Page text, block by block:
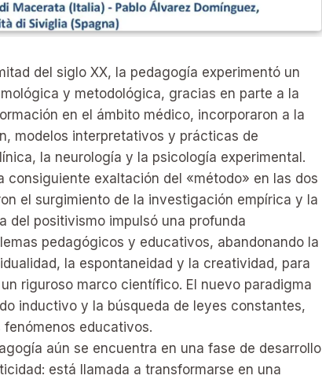
del siglo XX, la pedagogía experimentó un
y metodológica, gracias en parte a la
en el ámbito médico, incorporaron a la
modelos interpretativos y prácticas de
la neurología y la psicología experimental.
exaltación del «método» en las dos
el surgimiento de la investigación empírica y la
del positivismo impulsó una profunda
pedagógicos y educativos, abandonando la
la espontaneidad y la creatividad, para
riguroso marco científico. El nuevo paradigma
inductivo y la búsqueda de leyes constantes,
educativos.
aún se encuentra en una fase de desarrollo
está llamada a transformarse en una